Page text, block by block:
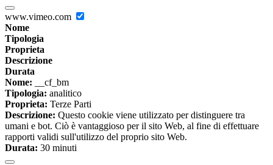
www.vimeo.com
Nome
Tipologia
Proprieta
Descrizione
Durata
Nome: __cf_bm
Tipologia: analitico
Proprieta: Terze Parti
Descrizione: Questo cookie viene utilizzato per distinguere tra
umani e bot. Ciò è vantaggioso per il sito Web, al fine di effettuare
rapporti validi sull'utilizzo del proprio sito Web.
Durata: 30 minuti